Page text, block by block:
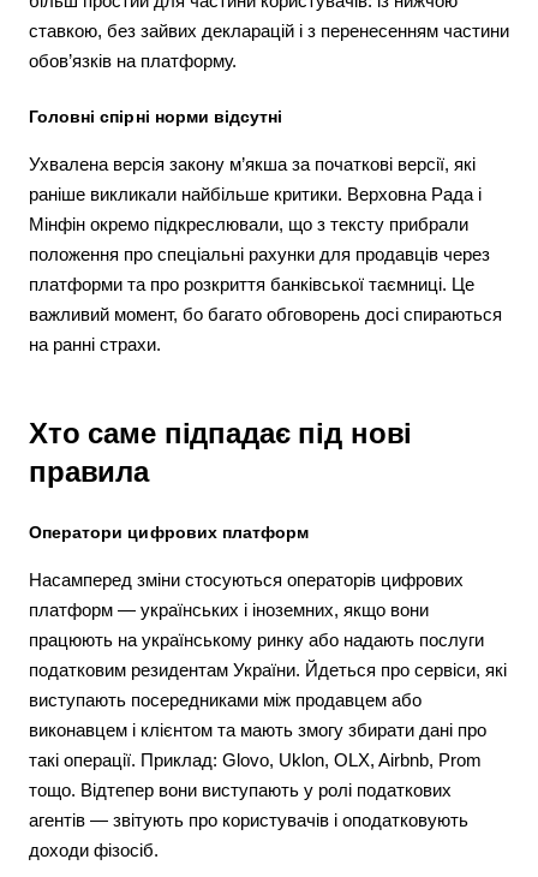
ставкою, без зайвих декларацій і з перенесенням частини
обов’язків на платформу.
Головні спірні норми відсутні
Ухвалена версія закону м’якша за початкові версії, які
раніше викликали найбільше критики. Верховна Рада і
Мінфін окремо підкреслювали, що з тексту прибрали
положення про спеціальні рахунки для продавців через
платформи та про розкриття банківської таємниці. Це
важливий момент, бо багато обговорень досі спираються
на ранні страхи.
Хто саме підпадає під нові
правила
Оператори цифрових платформ
Насамперед зміни стосуються операторів цифрових
платформ — українських і іноземних, якщо вони
працюють на українському ринку або надають послуги
податковим резидентам України. Йдеться про сервіси, які
виступають посередниками між продавцем або
виконавцем і клієнтом та мають змогу збирати дані про
такі операції. Приклад: Glovo, Uklon, OLX, Airbnb, Prom
тощо. Відтепер вони виступають у ролі податкових
агентів — звітують про користувачів і оподатковують
доходи фізосіб.